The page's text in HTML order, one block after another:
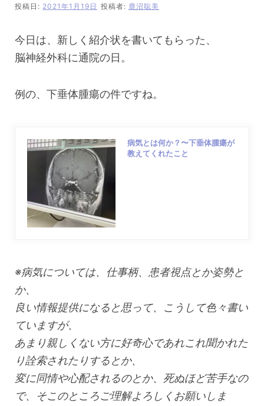
投稿日: 2021年1月19日 投稿者: 鹿沼聡美
今日は、新しく紹介状を書いてもらった、
脳神経外科に通院の日。
例の、下垂体腫瘍の件ですね。
病気とは何か？〜下垂体腫瘍が
教えてくれたこと
※病気については、仕事柄、患者視点とか姿勢と
か、
良い情報提供になると思って、こうして色々書い
ていますが、
あまり親しくない方に好奇心であれこれ聞かれた
り詮索されたりするとか、
変に同情や心配されるのとか、死ぬほど苦手なの
で、そこのところご理解よろしくお願いしま